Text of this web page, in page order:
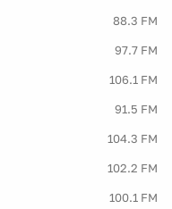
88.3 FM
97.7 FM
106.1 FM
91.5 FM
104.3 FM
102.2 FM
100.1 FM